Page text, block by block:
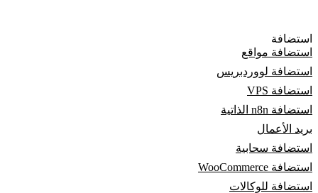
استضافة
استضافة مواقع
استضافة لووردبريس
استضافة VPS
استضافة n8n الذاتية
بريد الأعمال
استضافة سحابية
استضافة WooCommerce
استضافة للوكالات